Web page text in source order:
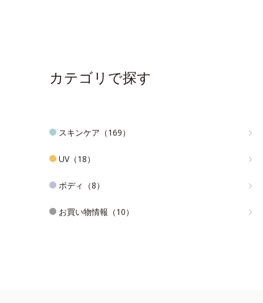
カテゴリで探す
スキンケア（169）
UV（18）
ボディ（8）
お買い物情報（10）